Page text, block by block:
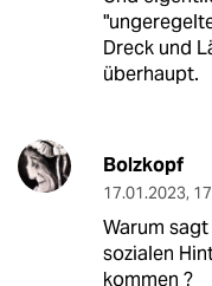
Dreck und
überhaupt.
Bolzkopf
17.01.2023,
Warum
sozialen
kommen ?